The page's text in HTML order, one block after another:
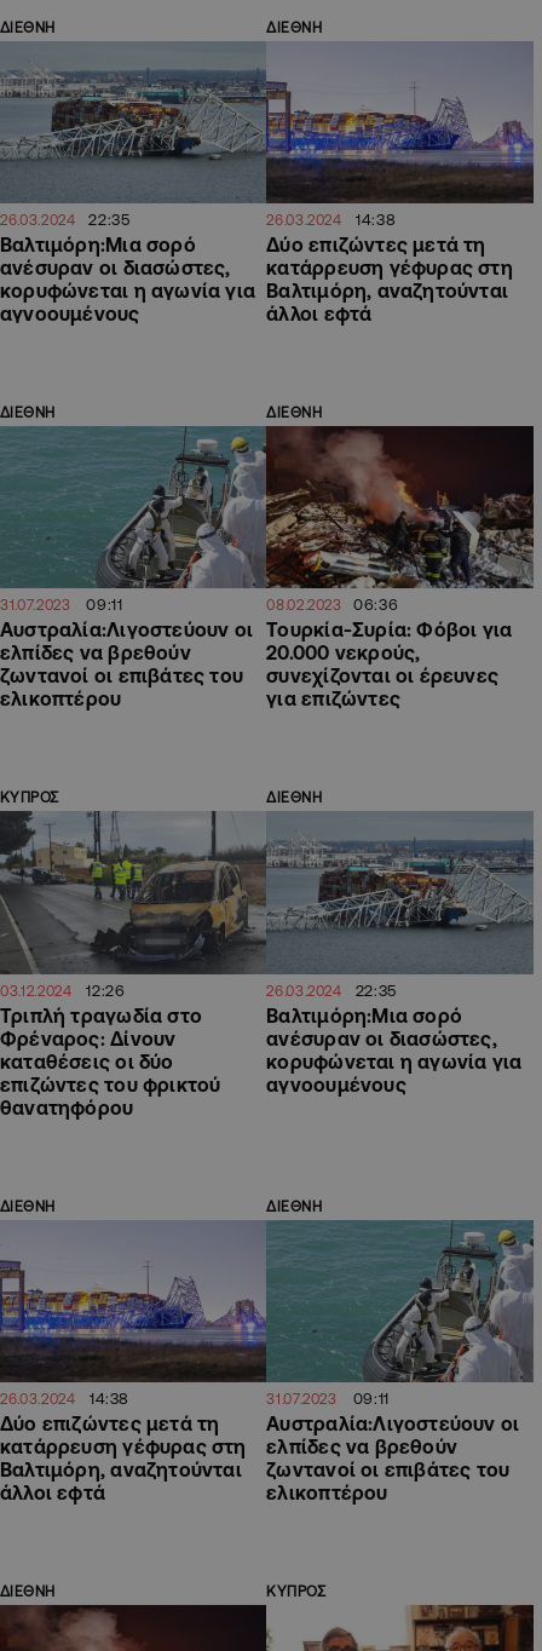
ΔΙΕΘΝΗ
26.03.2024 22:35
Βαλτιμόρη:Μια σορό
ανέσυραν οι διασώστες,
κορυφώνεται η αγωνία για
αγνοουμένους
ΔΙΕΘΝΗ
26.03.2024 14:38
Δύο επιζώντες μετά τη
κατάρρευση γέφυρας στη
Βαλτιμόρη, αναζητούνται
άλλοι εφτά
ΔΙΕΘΝΗ
31.07.2023 09:11
Αυστραλία:Λιγοστεύουν οι
ελπίδες να βρεθούν
ζωντανοί οι επιβάτες του
ελικοπτέρου
ΔΙΕΘΝΗ
08.02.2023 06:36
Τουρκία-Συρία: Φόβοι για
20.000 νεκρούς,
συνεχίζονται οι έρευνες
για επιζώντες
ΚΥΠΡΟΣ
03.12.2024 12:26
Τριπλή τραγωδία στο
Φρέναρος: Δίνουν
καταθέσεις οι δύο
επιζώντες του φρικτού
θανατηφόρου
ΔΙΕΘΝΗ
26.03.2024 22:35
Βαλτιμόρη:Μια σορό
ανέσυραν οι διασώστες,
κορυφώνεται η αγωνία για
αγνοουμένους
ΔΙΕΘΝΗ
26.03.2024 14:38
Δύο επιζώντες μετά τη
κατάρρευση γέφυρας στη
Βαλτιμόρη, αναζητούνται
άλλοι εφτά
ΔΙΕΘΝΗ
31.07.2023 09:11
Αυστραλία:Λιγοστεύουν οι
ελπίδες να βρεθούν
ζωντανοί οι επιβάτες του
ελικοπτέρου
ΔΙΕΘΝΗ ΚΥΠΡΟΣ